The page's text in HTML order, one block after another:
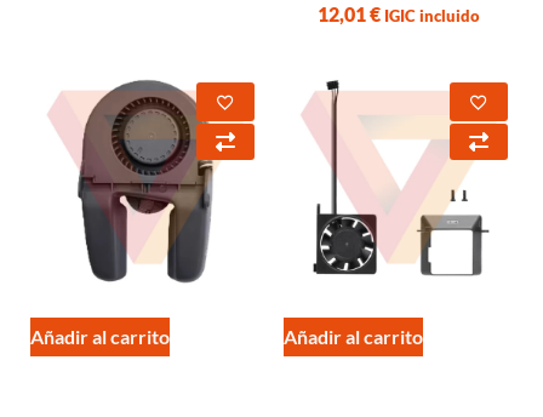
12,01 € IGIC incluido
Añadir al carrito Añadir al carrito